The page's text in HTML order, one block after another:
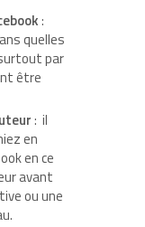
:
quelles
par
être
: il
en
en ce
avant
ou une